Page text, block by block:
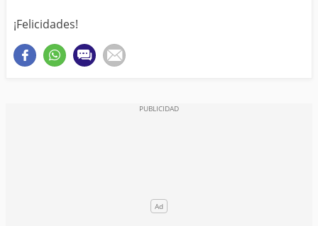
¡Felicidades!